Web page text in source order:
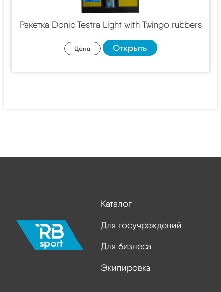
Ракетка Donic Testra Light with Twingo rubbers
Цена Открыть
Каталог
Для госучреждений
Для бизнеса
Экипировка